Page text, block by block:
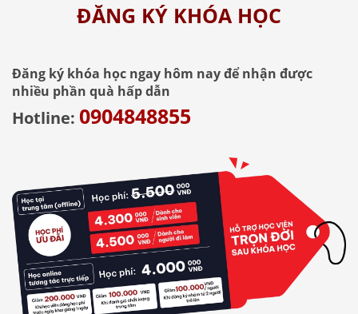
ĐĂNG KÝ KHÓA HỌC
Đăng ký khóa học ngay hôm nay để nhận được
nhiều phần quà hấp dẫn
Hotline: 0904848855